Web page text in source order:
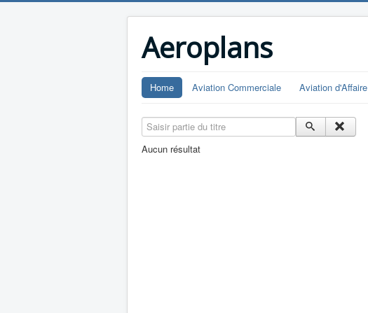
Aeroplans
Home Aviation Commerciale Aviation d'Affaire
Saisir partie du titre
Aucun résultat